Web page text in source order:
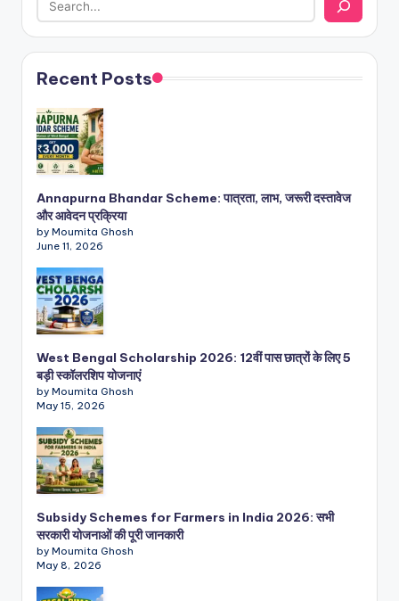
Recent Posts
Annapurna Bhandar Scheme: पात्रता, लाभ, जरूरी दस्तावेज
और आवेदन प्रक्रिया
by Moumita Ghosh
June 11, 2026
West Bengal Scholarship 2026: 12वीं पास छात्रों के लिए 5
बड़ी स्कॉलरशिप योजनाएं
by Moumita Ghosh
May 15, 2026
Subsidy Schemes for Farmers in India 2026: सभी
सरकारी योजनाओं की पूरी जानकारी
by Moumita Ghosh
May 8, 2026